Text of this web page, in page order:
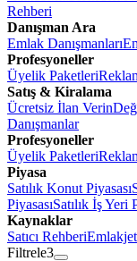
Rehberi
Danışman Ara
Emlak Danışmanları
Profesyoneller
Üyelik Paketleri
Satış & Kiralama
Ücretsiz İlan Verin
Danışmanlar
Profesyoneller
Üyelik Paketleri
Piyasa
Satılık Konut Piyasası
PiyasasıSatılık İş Yeri
Kaynaklar
Satıcı Rehberi
Filtrele3